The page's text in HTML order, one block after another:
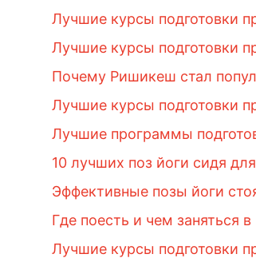
Лучшие курсы подготовки
Лучшие курсы подготовки
Почему Ришикеш стал
Лучшие курсы подготовки
Лучшие программы
10 лучших поз йоги сидя
Эффективные позы йоги
Где поесть и чем заняться
Лучшие курсы подготовки